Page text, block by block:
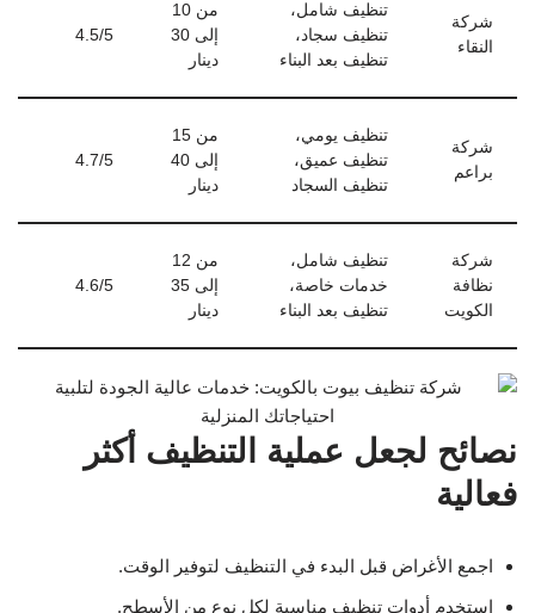
شركة
النقاء
تنظيف شامل،
تنظيف سجاد،
تنظيف بعد البناء
من 10
إلى 30
دينار
4.5/5
شركة
براعم
تنظيف يومي،
تنظيف عميق،
تنظيف السجاد
من 15
إلى 40
دينار
4.7/5
شركة
نظافة
الكويت
تنظيف شامل،
خدمات خاصة،
تنظيف بعد البناء
من 12
إلى 35
دينار
4.6/5
نصائح لجعل عملية التنظيف أكثر
فعالية
اجمع الأغراض قبل البدء في التنظيف لتوفير الوقت.
استخدم أدوات تنظيف مناسبة لكل نوع من الأسطح.